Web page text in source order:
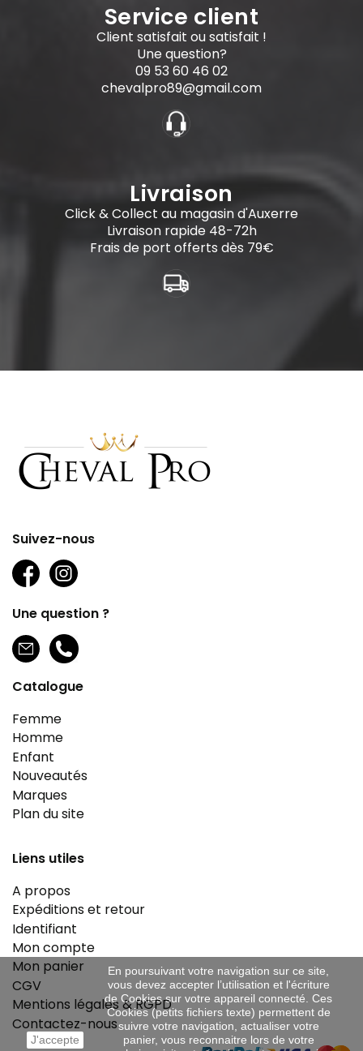
Service client
Client satisfait ou satisfait !
Une question?
09 53 60 46 02
chevalpro89@gmail.com
Livraison
Click & Collect au magasin d'Auxerre
Livraison rapide 48-72h
Frais de port offerts dès 79€
Suivez-nous
Une question ?
Catalogue
Femme
Homme
Enfant
Nouveautés
Marques
Plan du site
Liens utiles
A propos
Expéditions et retour
Identifiant
Mon compte
Mon panier
CGV
Mentions légales & RGPD
Contactez-nous
J'accepte
En poursuivant votre navigation sur ce site,
vous devez accepter l’utilisation et l'écriture
de Cookies sur votre appareil connecté. Ces
Cookies (petits fichiers texte) permettent de
suivre votre navigation, actualiser votre
panier, vous reconnaitre lors de votre